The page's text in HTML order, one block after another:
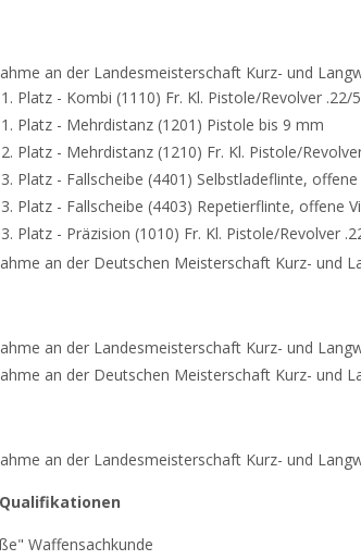
an der Landesmeisterschaft Kurz- und
1. Platz - Kombi (1110) Fr. Kl. Pistole/Revolver .22/
1. Platz - Mehrdistanz (1201) Pistole bis 9 mm
2. Platz - Mehrdistanz (1210) Fr. Kl. Pistole/
3. Platz - Fallscheibe (4401) Selbstladeflinte,
3. Platz - Fallscheibe (4403) Repetierflinte, offene
3. Platz - Präzision (1010) Fr. Kl. Pistole/Revolver
an der Deutschen Meisterschaft Kurz- und
an der Landesmeisterschaft Kurz- und
an der Deutschen Meisterschaft Kurz- und
an der Landesmeisterschaft Kurz- und
Waffensachkunde